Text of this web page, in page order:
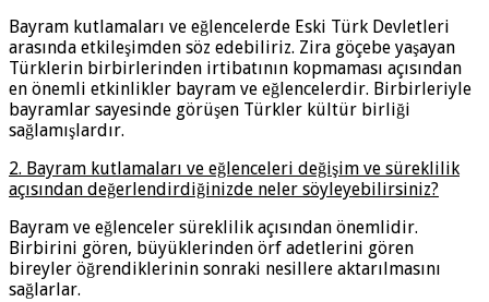
Bayram kutlamaları ve eğlencelerde Eski Türk Devletleri
arasında etkileşimden söz edebiliriz. Zira göçebe yaşayan
Türklerin birbirlerinden irtibatının kopmaması açısından
en önemli etkinlikler bayram ve eğlencelerdir. Birbirleriyle
bayramlar sayesinde görüşen Türkler kültür birliği
sağlamışlardır.
2. Bayram kutlamaları ve eğlenceleri değişim ve süreklilik
açısından değerlendirdiğinizde neler söyleyebilirsiniz?
Bayram ve eğlenceler süreklilik açısından önemlidir.
Birbirini gören, büyüklerinden örf adetlerini gören
bireyler öğrendiklerinin sonraki nesillere aktarılmasını
sağlarlar.